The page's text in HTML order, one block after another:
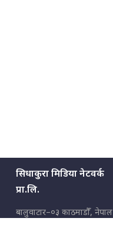
सिधाकुरा मिडिया नेटवर्क
प्रा.लि.
बालुवाटार–०३ काठमाडौँ, नेपाल